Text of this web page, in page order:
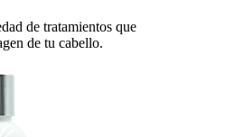
de tratamientos que
de tu cabello.